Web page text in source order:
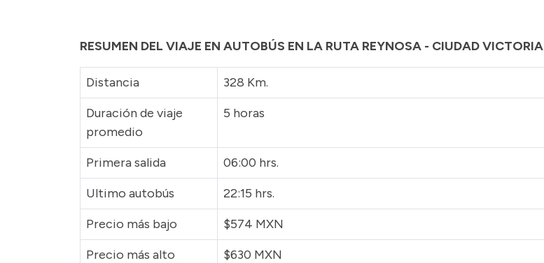
RESUMEN DEL VIAJE EN AUTOBÚS EN LA RUTA REYNOSA - CIUDAD VICTORIA
Distancia
328 Km.
Duración de viaje
promedio
5 horas
Primera salida
06:00 hrs.
Ultimo autobús
22:15 hrs.
Precio más bajo
$574 MXN
Precio más alto
$630 MXN